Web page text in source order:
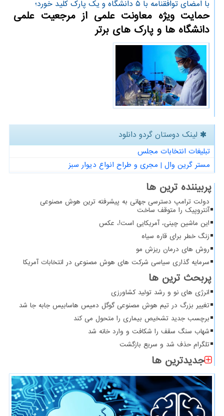
با امضای توافقنامه با ۵ دانشگاه و یك پارك كلید خورد؛
حمایت ویژه معاونت علمی از مرجعیت علمی
دانشگاه ها و پارک های برتر
لینک دوستان گردو دانلود
تبلیغات انتخابات مجلس
مستر گرین وال | مجری و طراح انواع دیوار سبز
پربیننده ترین ها
دولت ترامپ دسترسی جهانی به پیشرفته ترین هوش مصنوعی
آنتروپیک را متوقف ساخت
این ماشین چینی، آمریکایی است!، عکس
زنگ خطر برای قاره سیاه
روش های درمان ریزش مو
سرمایه گذاری سیاسی شرکت های هوش مصنوعی در انتخابات آمریکا
پربحث ترین ها
انرژی های نو و رشد تولید کشاورزی
تغییر بزرگ در تیم هوش مصنوعی گوگل دمیس هاسابیس جابه جا شد
برچسب جدید تشخیص بیماری را متحول می کند
شهاب سنگ سقف را شکافت و وارد خانه شد
تلگرام حذف شد و سریع بازگشت
جدیدترین ها